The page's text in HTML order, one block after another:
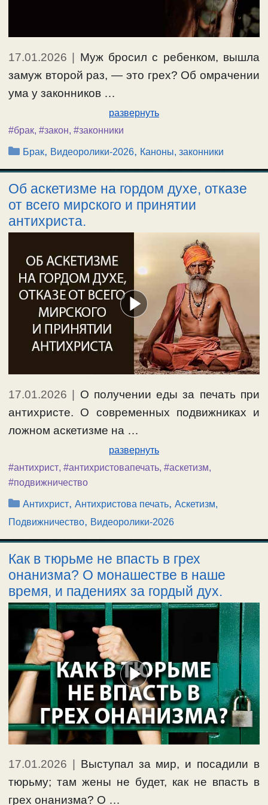
17.01.2026 | Муж бросил с ребенком, вышла
замуж второй раз, — это грех? Об омрачении
ума у законников …
развернуть
#брак, #закон, #законники
Рубрики
Брак, Видеоролики-2026, Каноны, законники
Об аскетизме на гордом духе, отказе
от всего мирского и принятии
антихриста.
17.01.2026 | О получении еды за печать при
антихристе. О современных подвижниках и
ложном аскетизме на …
развернуть
#антихрист, #антихристовапечать, #аскетизм,
#подвижничество
Рубрики
Антихрист,Антихристова печать,Аскетизм,
Подвижничество, Видеоролики-2026
Как в тюрьме не впасть в грех
онанизма? О монашестве в наше
время, и падениях за гордый дух.
17.01.2026
Выступал за мир, и посадили в
тюрьму; там жены не будет, как не впасть в
грех онанизма? О …